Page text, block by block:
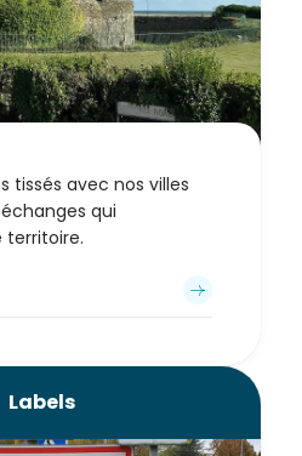
tissés avec nos villes
qui
territoire.
Labels